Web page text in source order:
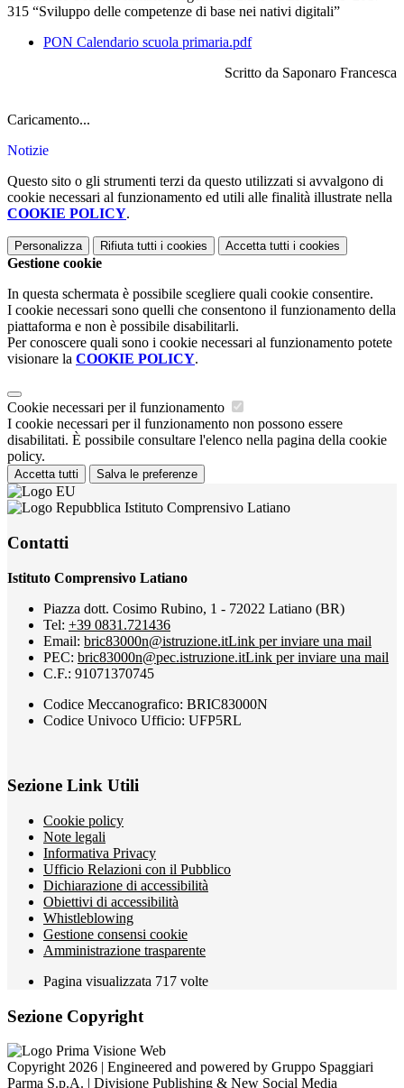
315 “Sviluppo delle competenze di base nei nativi digitali”
PON Calendario scuola primaria.pdf
Scritto da Saponaro Francesca
Caricamento...
Notizie
Questo sito o gli strumenti terzi da questo utilizzati si avvalgono di
cookie necessari al funzionamento ed utili alle finalità illustrate nella
COOKIE POLICY.
Personalizza Rifiuta tutti i cookies Accetta tutti i cookies
Gestione cookie
In questa schermata è possibile scegliere quali cookie consentire.
I cookie necessari sono quelli che consentono il funzionamento della
piattaforma e non è possibile disabilitarli.
Per conoscere quali sono i cookie necessari al funzionamento potete
visionare la COOKIE POLICY.
Cookie necessari per il funzionamento
I cookie necessari per il funzionamento non possono essere
disabilitati. È possibile consultare l'elenco nella pagina della cookie
policy.
Accetta tutti Salva le preferenze
Istituto Comprensivo Latiano
Contatti
Istituto Comprensivo Latiano
Piazza dott. Cosimo Rubino, 1 - 72022 Latiano (BR)
Tel: +39 0831.721436
Email: bric83000n@istruzione.itLink per inviare una mail
PEC: bric83000n@pec.istruzione.itLink per inviare una mail
C.F.: 91071370745
Codice Meccanografico: BRIC83000N
Codice Univoco Ufficio: UFP5RL
Sezione Link Utili
Cookie policy
Note legali
Informativa Privacy
Ufficio Relazioni con il Pubblico
Dichiarazione di accessibilità
Obiettivi di accessibilità
Whistleblowing
Gestione consensi cookie
Amministrazione trasparente
Pagina visualizzata 717 volte
Sezione Copyright
Copyright 2026 | Engineered and powered by Gruppo Spaggiari
Parma S.p.A. | Divisione Publishing & New Social Media